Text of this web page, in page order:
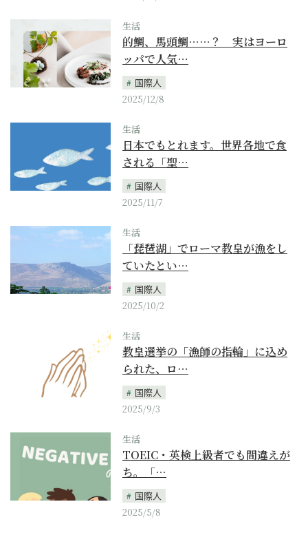
生活
的鯛、馬頭鯛……？ 実はヨーロ
ッパで人気…
国際人
2025/12/8
生活
日本でもとれます。世界各地で食
される「聖…
国際人
2025/11/7
生活
「琵琶湖」でローマ教皇が漁をし
ていたとい…
国際人
2025/10/2
生活
教皇選挙の「漁師の指輪」に込め
られた、ロ…
国際人
2025/9/3
生活
TOEIC・英検上級者でも間違えが
ち。「…
国際人
2025/5/8